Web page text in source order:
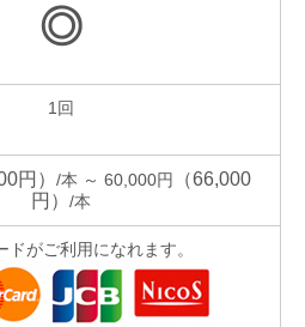
◎
1回
円） /本 ～ 60,000円
（66,000
円） /本
がご利用になれます。